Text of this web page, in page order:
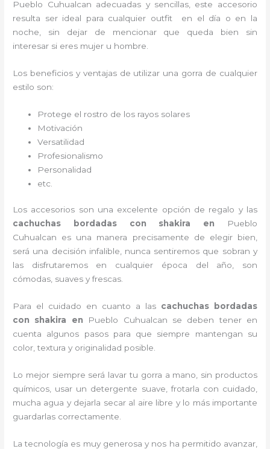
Pueblo Cuhualcan adecuadas y sencillas, este accesorio
resulta ser ideal para cualquier outfit en el día o en la
noche, sin dejar de mencionar que queda bien sin
interesar si eres mujer u hombre.
Los beneficios y ventajas de utilizar una gorra de cualquier
estilo son:
Protege el rostro de los rayos solares
Motivación
Versatilidad
Profesionalismo
Personalidad
etc.
Los accesorios son una excelente opción de regalo y las
cachuchas bordadas con shakira en
Pueblo
Cuhualcan es una manera precisamente de elegir bien,
será una decisión infalible, nunca sentiremos que sobran y
las disfrutaremos en cualquier época del año, son
cómodas, suaves y frescas.
Para el cuidado en cuanto a las cachuchas bordadas
con shakira en Pueblo Cuhualcan
se deben tener en
cuenta algunos pasos para que siempre mantengan su
color, textura y originalidad posible.
Lo mejor siempre será lavar tu gorra a mano, sin productos
químicos, usar un detergente suave, frotarla con cuidado,
mucha agua y dejarla secar al aire libre y lo más importante
guardarlas correctamente.
La tecnología es muy generosa y nos ha permitido avanzar,